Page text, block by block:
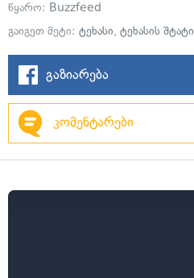
წყარო: Buzzfeed
გაიგეთ მეტი: ტეხასი, ტეხასის შტატი
გაზიარება
კომენტარები